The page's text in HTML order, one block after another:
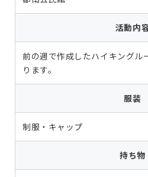
活動内
前の週で作成したハイキングル
ります。
服装
制服・キャップ
持ち物